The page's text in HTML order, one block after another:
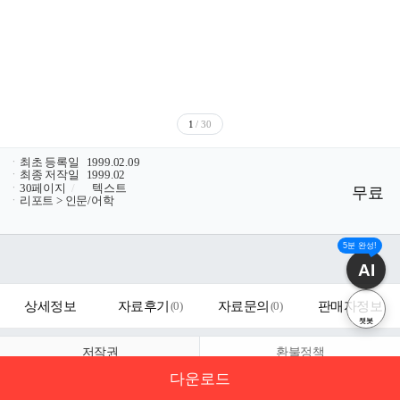
1 / 30
ㆍ 최초 등록일
1999.02.09
ㆍ 최종 저작일
1999.02
ㆍ 30페이지 /
텍스트
ㆍ 리포트 > 인문/어학 무료
상세정보 자료후기 (0) 자료문의 (0) 판매자정보
저작권 환불정책
다운로드
5분 완성!
AI
챗봇